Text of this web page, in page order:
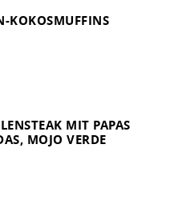
KOKOSMUFFINS
MIT PAPAS
MOJO VERDE